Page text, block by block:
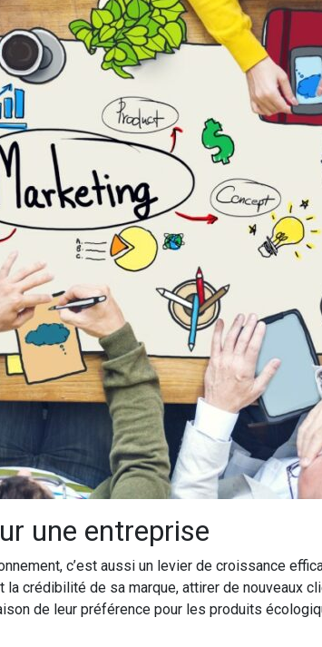
une entreprise
c’est aussi un levier de croissance
crédibilité de sa marque, attirer de nouveaux
de leur préférence pour les produits